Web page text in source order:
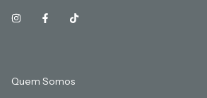
Quem Somos